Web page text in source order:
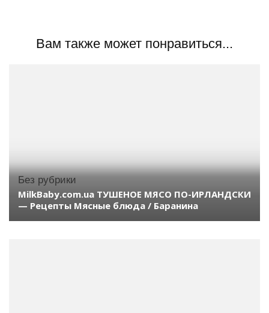
Вам также может понравиться...
Без рубрики
MilkBaby.com.ua ТУШЕНОЕ МЯСО ПО-ИРЛАНДСКИ
— Рецепты Мясные блюда / Баранина